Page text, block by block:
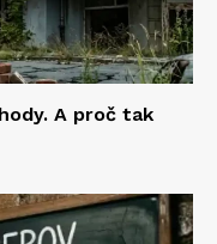
A proč tak